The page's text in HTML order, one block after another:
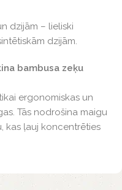
dzijām – lieliski
dzijām.
bambusa zeķu
ergonomiskas un
Tās nodrošina maigu
kas ļauj koncentrēties